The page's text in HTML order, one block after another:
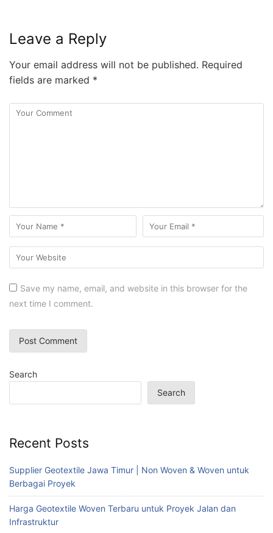
Leave a Reply
Your email address will not be published. Required
fields are marked *
Save my name, email, and website in this browser for the
next time I comment.
Search
Search
Recent Posts
Supplier Geotextile Jawa Timur | Non Woven & Woven untuk
Berbagai Proyek
Harga Geotextile Woven Terbaru untuk Proyek Jalan dan
Infrastruktur